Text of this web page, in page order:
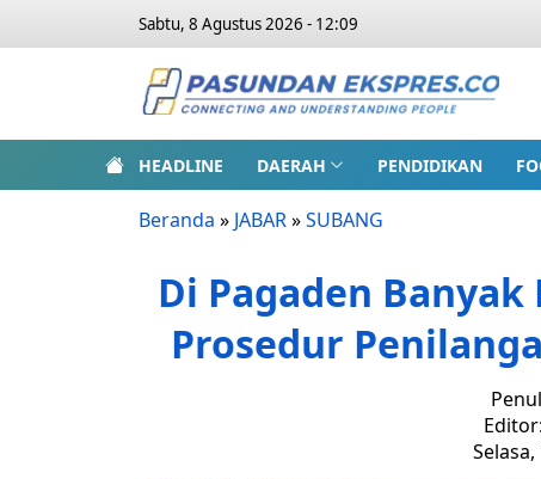
Sabtu, 8 Agustus 2026 - 12:09
HEADLINE DAERAH PENDIDIKAN
Beranda » JABAR»SUBANG
Di Pagaden
Prosedur